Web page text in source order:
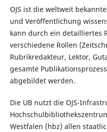
OJS ist die weltweit
und Veröffentlichung
kann durch ein detailliertes
verschiedene Rollen
Rubrikredakteur, Lektor,
gesamte
abgebildet werden.
Die UB nutzt die OJS-
Westfalen (hbz) allen